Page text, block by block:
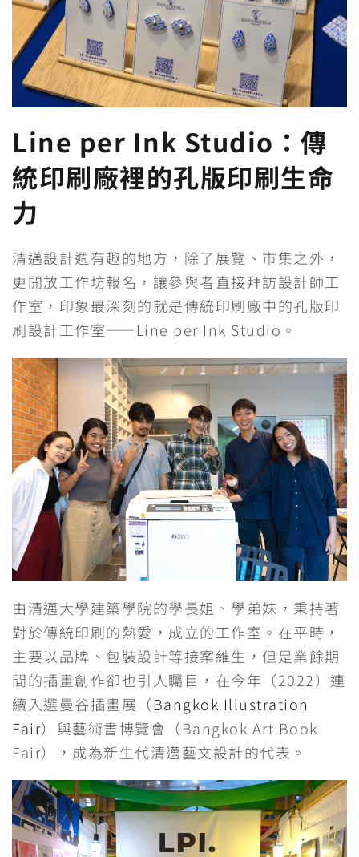
Line per Ink Studio：傳
統印刷廠裡的孔版印刷生命
力
清邁設計週有趣的地方，除了展覽、市集之外，
更開放工作坊報名，讓參與者直接拜訪設計師工
作室，印象最深刻的就是傳統印刷廠中的孔版印
刷設計工作室——Line per Ink Studio。
由清邁大學建築學院的學長姐、學弟妹，秉持著
對於傳統印刷的熱愛，成立的工作室。在平時，
主要以品牌、包裝設計等接案維生，但是業餘期
間的插畫創作卻也引人矚目，在今年（2022）連
續入選曼谷插畫展（Bangkok Illustration
Fair）與藝術書博覽會（Bangkok Art Book
Fair），成為新生代清邁藝文設計的代表。